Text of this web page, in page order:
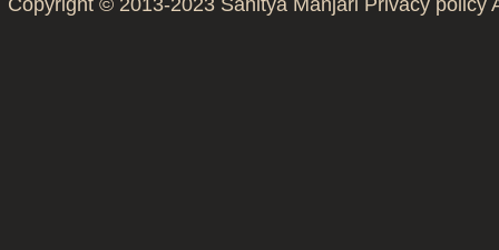
Copyright © 2013-2023 Sahitya Manjari Privacy policy